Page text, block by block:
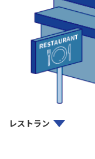
レストラン